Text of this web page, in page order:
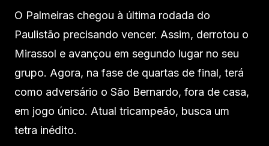
O Palmeiras chegou à última rodada do
Paulistão precisando vencer. Assim, derrotou o
Mirassol e avançou em segundo lugar no seu
grupo. Agora, na fase de quartas de final, terá
como adversário o São Bernardo, fora de casa,
em jogo único. Atual tricampeão, busca um
tetra inédito.